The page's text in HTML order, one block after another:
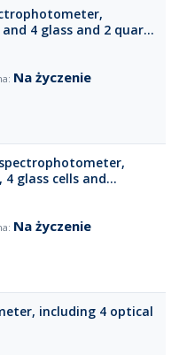
4 glass and 2 quartz
Na życzenie
spectrophotometer,
glass cells and
Na życzenie
including 4 optical